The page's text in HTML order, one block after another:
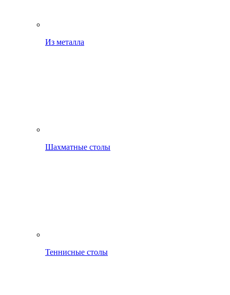
Из металла
Шахматные столы
Теннисные столы